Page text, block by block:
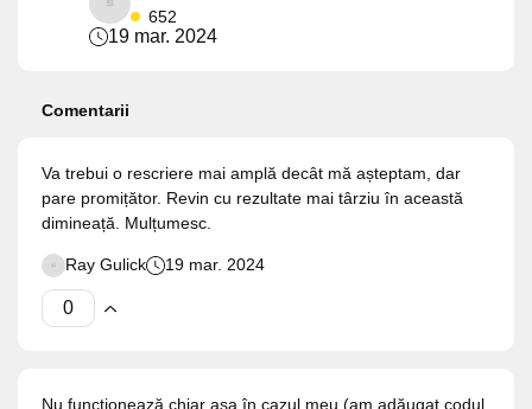
652
19 mar. 2024
Comentarii
Va trebui o rescriere mai amplă decât mă așteptam, dar
pare promițător. Revin cu rezultate mai târziu în această
dimineață. Mulțumesc.
Ray Gulick 19 mar. 2024
Nu funcționează chiar așa în cazul meu (am adăugat codul